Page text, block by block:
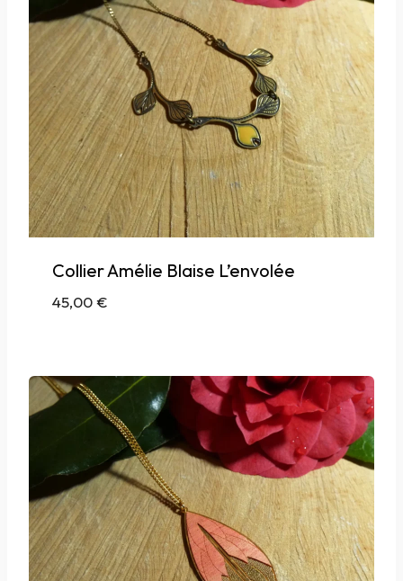
Collier Amélie Blaise L’envolée
45,00€